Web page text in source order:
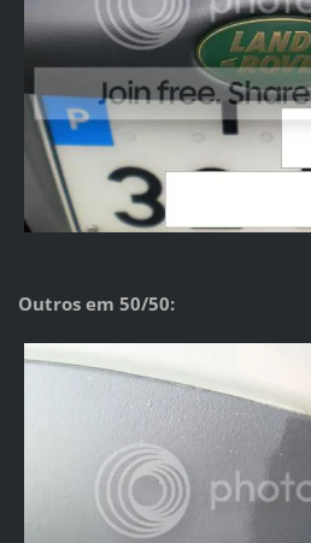
Outros em 50/50: